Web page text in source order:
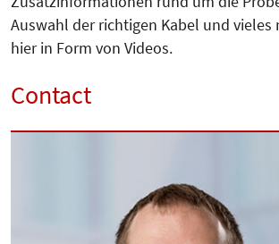
Auswahl der richtigen Kabel und vieles
hier in Form von Videos.
Contact